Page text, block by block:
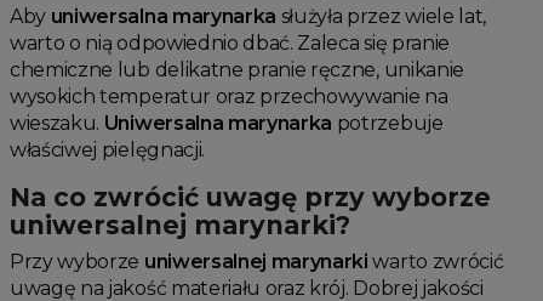
Aby uniwersalna marynarka służyła przez wiele lat,
warto o nią odpowiednio dbać. Zaleca się pranie
chemiczne lub delikatne pranie ręczne, unikanie
wysokich temperatur oraz przechowywanie na
wieszaku. Uniwersalna marynarka potrzebuje
właściwej pielęgnacji.
Na co zwrócić uwagę przy wyborze
uniwersalnej marynarki?
Przy wyborze uniwersalnej marynarki warto zwrócić
uwagę na jakość materiału oraz krój. Dobrej jakości